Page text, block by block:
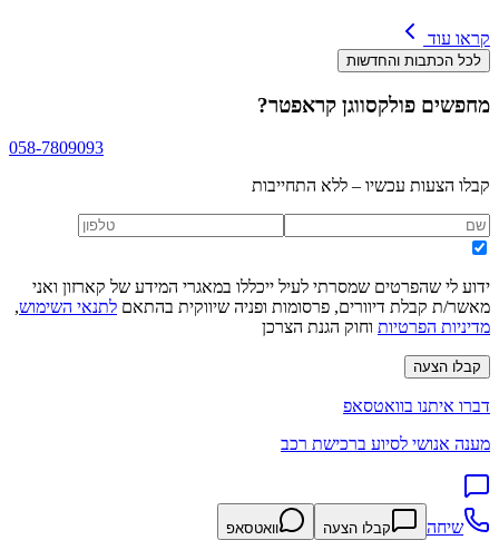
קראו עוד
לכל הכתבות והחדשות
מחפשים פולקסווגן קראפטר?
058-7809093
קבלו הצעות עכשיו – ללא התחייבות
ידוע לי שהפרטים שמסרתי לעיל ייכללו במאגרי המידע של קארזון ואני
מאשר/ת קבלת דיוורים, פרסומות ופניה שיווקית בהתאם לתנאי השימוש,
מדיניות הפרטיות וחוק הגנת הצרכן
קבלו הצעה
דברו איתנו בוואטסאפ
מענה אנושי לסיוע ברכישת רכב
שיחה קבלו הצעה וואטסאפ